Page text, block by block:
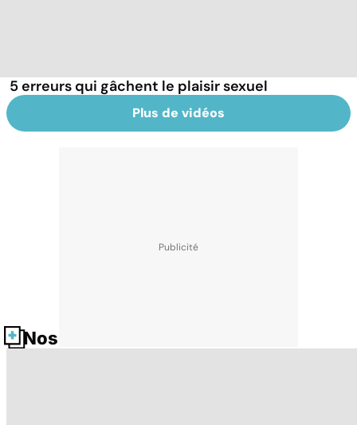
5 erreurs qui gâchent le plaisir sexuel
Plus de vidéos
Nos fiches santé